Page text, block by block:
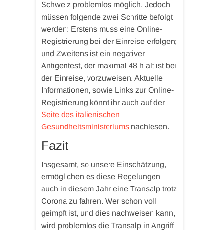
Schweiz problemlos möglich. Jedoch
müssen folgende zwei Schritte befolgt
werden: Erstens muss eine Online-
Registrierung bei der Einreise erfolgen;
und Zweitens ist ein negativer
Antigentest, der maximal 48 h alt ist bei
der Einreise, vorzuweisen. Aktuelle
Informationen, sowie Links zur Online-
Registrierung könnt ihr auch auf der
Seite des italienischen
Gesundheitsministeriums nachlesen.
Fazit
Insgesamt, so unsere Einschätzung,
ermöglichen es diese Regelungen
auch in diesem Jahr eine Transalp trotz
Corona zu fahren. Wer schon voll
geimpft ist, und dies nachweisen kann,
wird problemlos die Transalp in Angriff